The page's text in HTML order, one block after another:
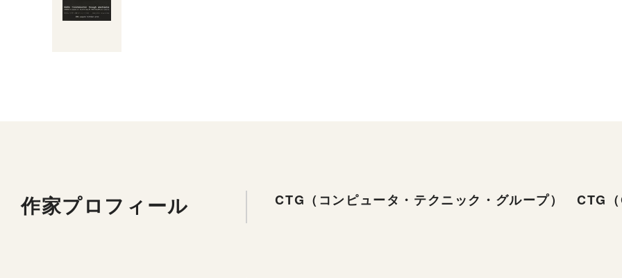
作家プロフィール CTG（コンピュータ・テクニック・グループ）